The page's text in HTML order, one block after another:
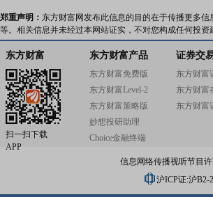
郑重声明： 东方财富网发布此信息的目的在于传播更多
等。相关信息并未经过本网站证实，不对您构成任何投